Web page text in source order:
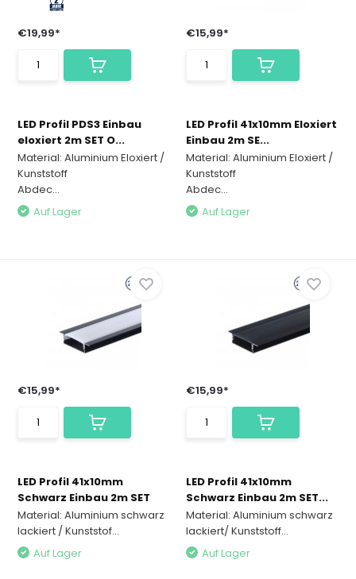
€19,99*
LED Profil PDS3 Einbau
eloxiert 2m SET O...
Material: Aluminium Eloxiert /
Kunststoff
Abdec...
Auf Lager
€15,99*
LED Profil 41x10mm Eloxiert
Einbau 2m SE...
Material: Aluminium Eloxiert /
Kunststoff
Abdec...
Auf Lager
€15,99*
LED Profil 41x10mm
Schwarz Einbau 2m SET
Material: Aluminium schwarz
lackiert / Kunststof...
Auf Lager
€15,99*
LED Profil 41x10mm
Schwarz Einbau 2m SET...
Material: Aluminium schwarz
lackiert/ Kunststoff...
Auf Lager